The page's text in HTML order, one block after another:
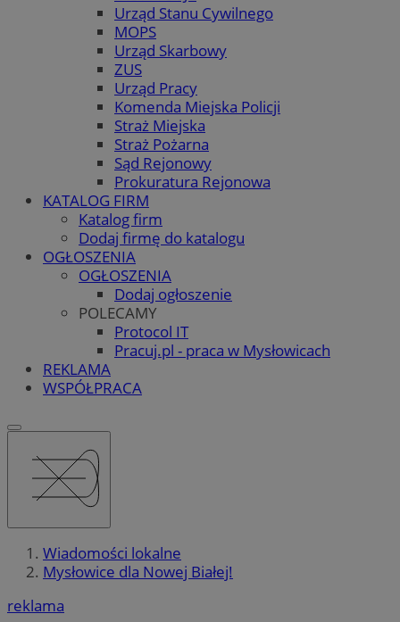
Urząd Stanu Cywilnego
MOPS
Urząd Skarbowy
ZUS
Urząd Pracy
Komenda Miejska Policji
Straż Miejska
Straż Pożarna
Sąd Rejonowy
Prokuratura Rejonowa
KATALOG FIRM
Katalog firm
Dodaj firmę do katalogu
OGŁOSZENIA
OGŁOSZENIA
Dodaj ogłoszenie
POLECAMY
Protocol IT
Pracuj.pl - praca w Mysłowicach
REKLAMA
WSPÓŁPRACA
Wiadomości lokalne
Mysłowice dla Nowej Białej!
reklama